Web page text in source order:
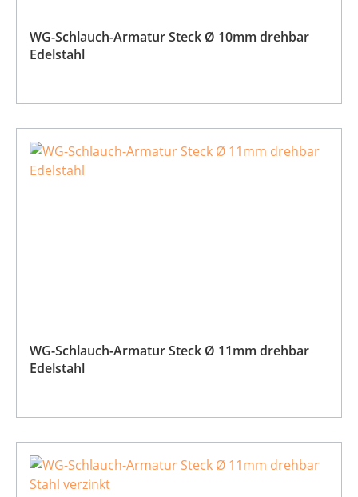
WG-Schlauch-Armatur Steck Ø 10mm drehbar
Edelstahl
WG-Schlauch-Armatur Steck Ø 11mm drehbar
Edelstahl